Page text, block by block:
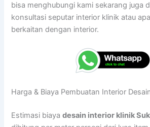
bisa menghubungi kami sekarang juga
konsultasi seputar interior klinik atau
berkaitan dengan interior.
Harga & Biaya Pembuatan Interior
Estimasi biayadesain interior klinik